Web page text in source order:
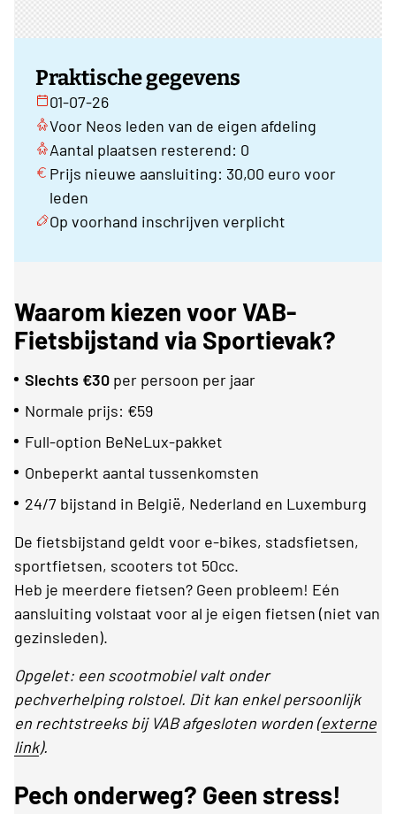
Praktische gegevens
01-07-26
Voor Neos leden van de eigen afdeling
Aantal plaatsen resterend: 0
Prijs nieuwe aansluiting: 30,00 euro voor
leden
Op voorhand inschrijven verplicht
Waarom kiezen voor VAB-
Fietsbijstand via Sportievak?
Slechts €30 per persoon per jaar
Normale prijs: €59
Full-option BeNeLux-pakket
Onbeperkt aantal tussenkomsten
24/7 bijstand in België, Nederland en Luxemburg
De fietsbijstand geldt voor e-bikes, stadsfietsen,
sportfietsen, scooters tot 50cc.
Heb je meerdere fietsen? Geen probleem! Eén
aansluiting volstaat voor al je eigen fietsen (niet van
gezinsleden).
Opgelet: een scootmobiel valt onder
pechverhelping rolstoel. Dit kan enkel persoonlijk
en rechtstreeks bij VAB afgesloten worden (externe
link).
Pech onderweg? Geen stress!